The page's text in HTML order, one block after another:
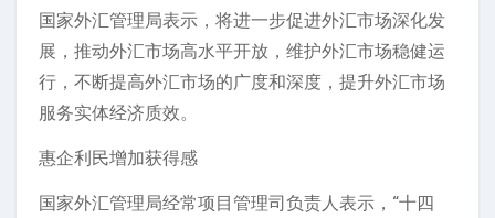
国家外汇管理局表示，将进一步促进外汇市场深化发
展，推动外汇市场高水平开放，维护外汇市场稳健运
行，不断提高外汇市场的广度和深度，提升外汇市场
服务实体经济质效。
惠企利民增加获得感
国家外汇管理局经常项目管理司负责人表示，“十四